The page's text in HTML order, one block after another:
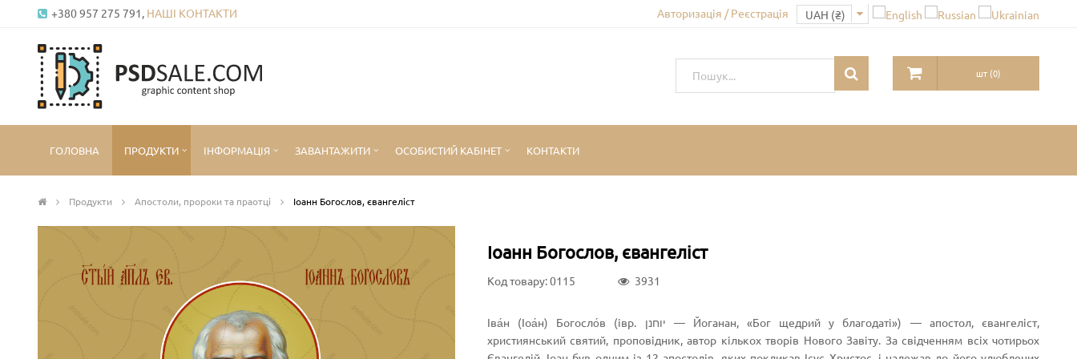
+380 957 275 791, НАШІ КОНТАКТИ Авторизація / Реєстрація
шт(0)
ГОЛОВНА ПРОДУКТИ ІНФОРМАЦІЯ ЗАВАНТАЖИТИ ОСОБИСТИЙ КАБІНЕТ КОНТАКТИ
Продукти Апостоли, пророки та праотці Іоанн Богослов, євангеліст
Іоанн Богослов, євангеліст
Код товару: 0115 3931
Іва́н (Іоа́н) Богосло́в (івр. יוחנן‎ — Йоганан, «Бог щедрий у благодаті») — апостол, євангеліст,
християнський святий, проповідник, автор кількох творів Нового Завіту. За свідченням всіх чотирьох